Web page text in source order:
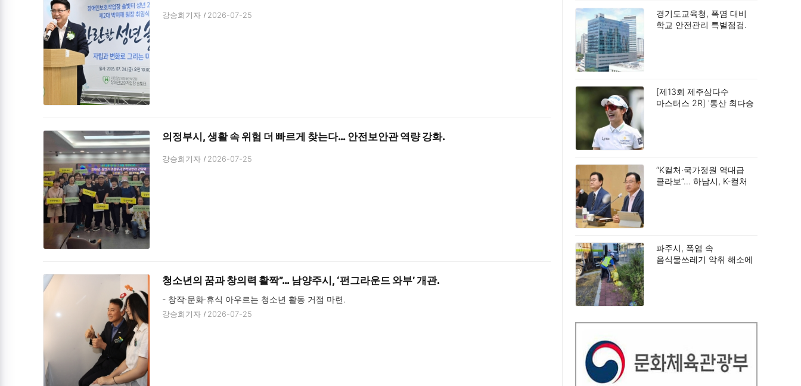
강승희기자 2026-07-25
의정부시, 생활 속 위험 더 빠르게 찾는다… 안전보안관 역량 강화.
강승희기자 2026-07-25
청소년의 꿈과 창의력 활짝”… 남양주시, ‘펀그라운드 와부’ 개관.
- 창작·문화·휴식 아우르는 청소년 활동 거점 마련.
강승희기자 2026-07-25
경기도교육청, 폭염 대비
학교 안전관리 특별점검.
[제13회 제주삼다수
마스터스 2R] '통산 최다승
“K컬처·국가정원 역대급
콜라보”… 하남시, K-컬처
파주시, 폭염 속
음식물쓰레기 악취 해소에